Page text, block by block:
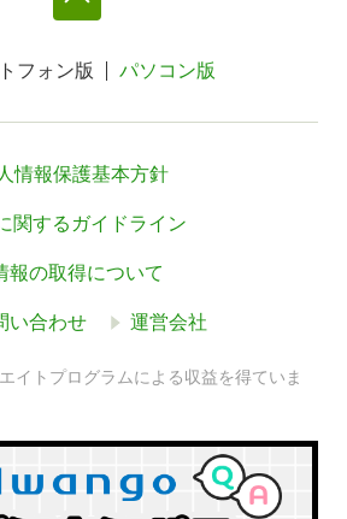
フォン版 パソコン版
情報保護基本方針
関するガイドライン
報の取得について
い合わせ 運営会社
イトプログラムによる収益を得ていま